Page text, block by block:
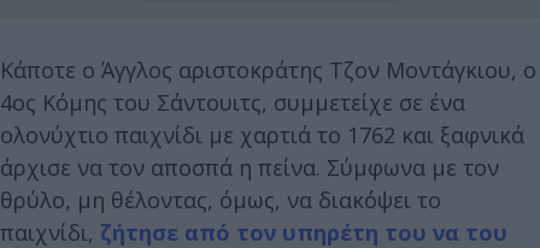
Κάποτε ο Άγγλος αριστοκράτης Τζον Μοντάγκιου, ο
4ος Κόμης του Σάντουιτς, συμμετείχε σε ένα
ολονύχτιο παιχνίδι με χαρτιά το 1762 και ξαφνικά
άρχισε να τον αποσπά η πείνα. Σύμφωνα με τον
θρύλο, μη θέλοντας, όμως, να διακόψει το
παιχνίδι, ζήτησε από τον υπηρέτη του να του